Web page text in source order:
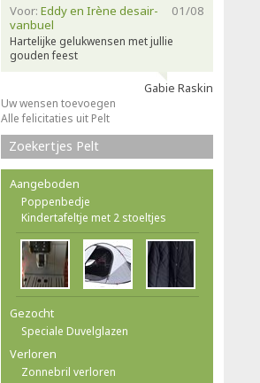
01/08
Voor: Eddy en Irène desair-
vanbuel
Hartelijke gelukwensen met jullie
gouden feest
Gabie Raskin
Uw wensen toevoegen
Alle felicitaties uit Pelt
Zoekertjes Pelt
Aangeboden
Poppenbedje
Kindertafeltje met 2 stoeltjes
Gezocht
Speciale Duvelglazen
Verloren
Zonnebril verloren